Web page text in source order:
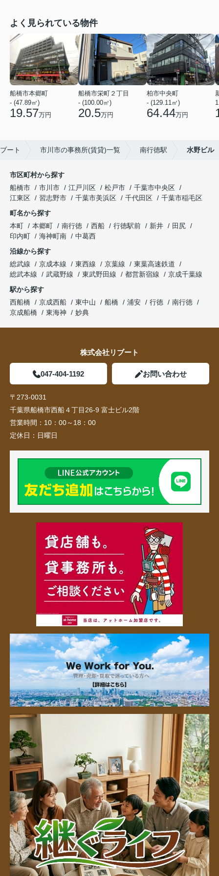
よく見られている物件
船橋市本郷町
- (47.89㎡)
19.57万円
船橋市栄町２丁目
- (100.00㎡)
20.5万円
柏市中央町
- (129.11㎡)
64.44万円
ート 市川市の事務所(賃貸)一覧 南行徳駅 水野ビル
市区町村から探す
船橋市
市川市 江戸川区 松戸市
千葉市中央区
江東区
習志野市 千葉市美浜区 千代田区
千葉市稲毛区
町名から探す
本町
本郷町 南行徳 西船 行徳駅前 新井
田尻
印内町
海神町南
中葛西
沿線から探す
総武線
京成本線 東西線 京葉線
東葉高速鉄道
総武本線
武蔵野線 東武野田線 都営新宿線
京成千葉線
駅から探す
西船橋
京成西船 東中山 船橋 浦安 行徳
南行徳
京成船橋
東海神 妙典
株式会社リブート
047-404-1192 お問い合わせ
〒273-0031
千葉県船橋市西船４丁目26-9 富士ビル2階
営業時間： 10：00～18：00
定休日： 日曜日